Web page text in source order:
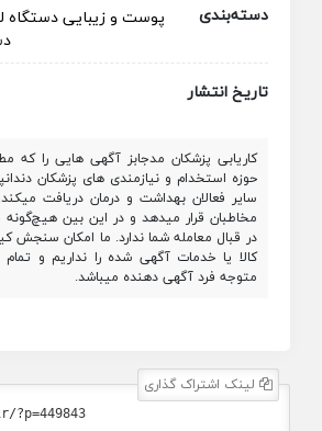
دسته‌بندی
پوست و زیباییدستگاه
تاریخ انتشار
کاریابی پزشکان مدجابز آگهی هایی را که
حوزه استخدام و نیازمندی های پزشکان
سایر فعالان بهداشت و درمان دریافت
مخاطبان قرار میدهد و در این بین
در قبال معامله شما ندارد. ما امکان سنجش
کالا یا خدمات آگهی شده را نداریم و
متوجه فرد آگهی دهنده میباشد.
لینک اشتراک گذاری